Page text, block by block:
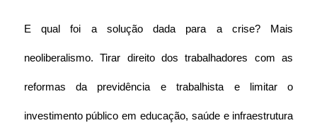
E qual foi a solução dada para a crise? Mais
neoliberalismo. Tirar direito dos trabalhadores com as
reformas da previdência e trabalhista e limitar o
investimento público em educação, saúde e infraestrutura